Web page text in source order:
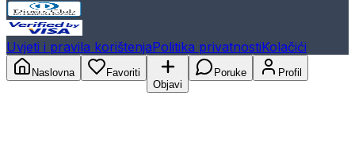
Uvjeti i pravila korištenjaPolitika privatnostiKolačići
Naslovna
Favoriti
Objavi
Poruke Profil